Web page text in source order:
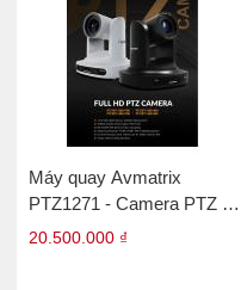
Máy quay Avmatrix
PTZ1271 - Camera PTZ Full
HD
20.500.000 ₫